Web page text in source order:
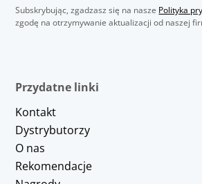
Subskrybując, zgadzasz się na nasze Polityka
zgodę na otrzymywanie aktualizacji od naszej
Przydatne linki
Kontakt
Dystrybutorzy
O nas
Rekomendacje